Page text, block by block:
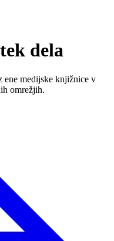
dela
ene medijske knjižnice v
omrežjih.